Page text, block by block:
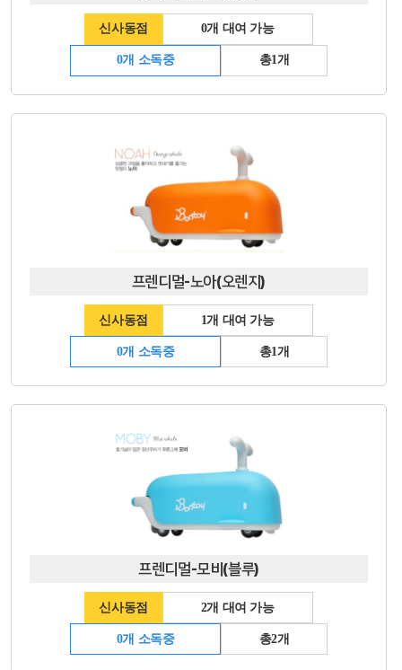
신사동점 0개 대여 가능
0개 소독중 총1개
프렌디멀-노아(오렌지)
신사동점 1개 대여 가능
0개 소독중 총1개
프렌디멀-모비(블루)
신사동점 2개 대여 가능
0개 소독중 총2개